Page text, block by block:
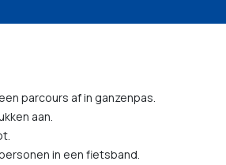
parcours af in ganzenpas.
aan.
in een fietsband.